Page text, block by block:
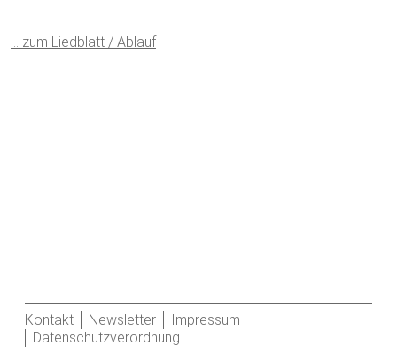
… zum Liedblatt / Ablauf
Kontakt Newsletter
Impressum
Datenschutzverordnung